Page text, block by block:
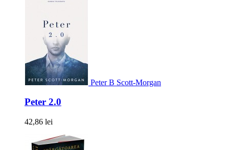
Peter B Scott-Morgan
Peter 2.0
42,86 lei